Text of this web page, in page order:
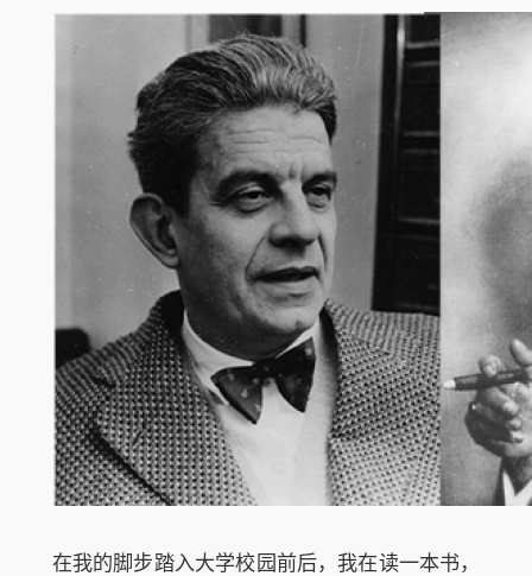
在我的脚步踏入大学校园前后，我在读一本书，